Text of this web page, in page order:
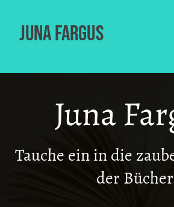
Juna Fargus
Juna
Tauche ein in die
der Bücher